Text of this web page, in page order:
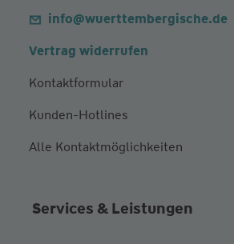
info@wuerttembergische.de
Vertrag widerrufen
Kontaktformular
Kunden-Hotlines
Alle Kontaktmöglichkeiten
Services & Leistungen